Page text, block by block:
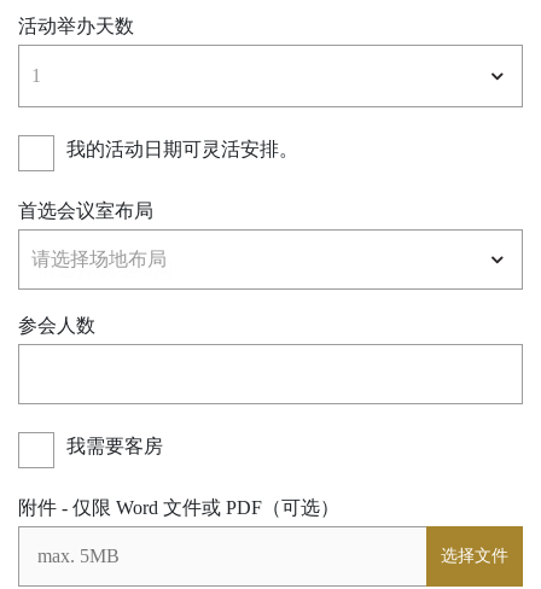
活动举办天数
我的活动日期可灵活安排。
首选会议室布局
参会人数
我需要客房
附件 - 仅限 Word 文件或 PDF（可选）
选择文件